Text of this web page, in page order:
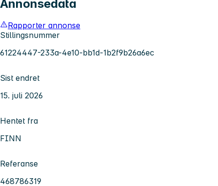
Annonsedata
Rapporter annonse
Stillingsnummer
61224447-233a-4e10-bb1d-1b2f9b26a6ec
Sist endret
15. juli 2026
Hentet fra
FINN
Referanse
468786319